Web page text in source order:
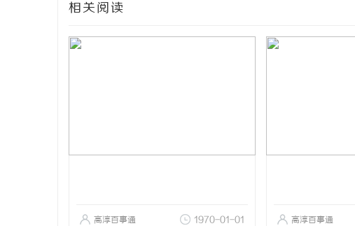
相关阅读
高淳百事通 1970-01-01 高淳百事通